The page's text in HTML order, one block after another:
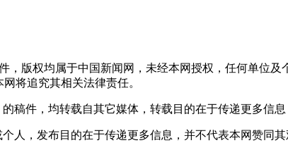
，版权均属于中国新闻网，未经本网授权，任何单位
将追究其相关法律责任。
稿件，均转载自其它媒体，转载目的在于传递更多信
人，发布目的在于传递更多信息，并不代表本网赞同